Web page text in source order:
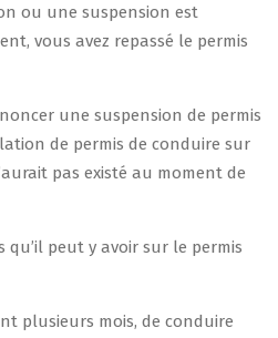
ou une suspension est
vous avez repassé le permis
une suspension de permis
de permis de conduire sur
pas existé au moment de
qu’il peut y avoir sur le permis
plusieurs mois, de conduire